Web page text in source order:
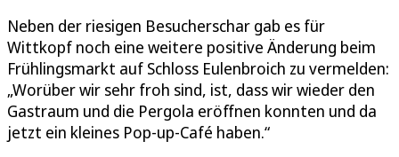
Neben der riesigen Besucherschar gab es für
Wittkopf noch eine weitere positive Änderung beim
Frühlingsmarkt auf Schloss Eulenbroich zu vermelden:
„Worüber wir sehr froh sind, ist, dass wir wieder den
Gastraum und die Pergola eröffnen konnten und da
jetzt ein kleines Pop-up-Café haben.“